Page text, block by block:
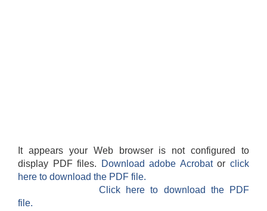
It appears your Web browser is not configured to
display PDF files.
Download adobe Acrobatorclick
here to download the PDF file.
Click here to download the PDF
file.